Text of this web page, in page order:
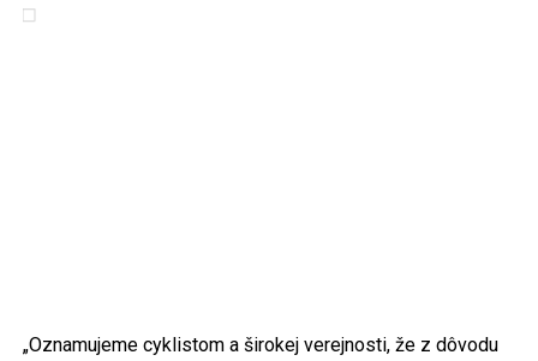
„Oznamujeme cyklistom a širokej verejnosti, že z dôvodu